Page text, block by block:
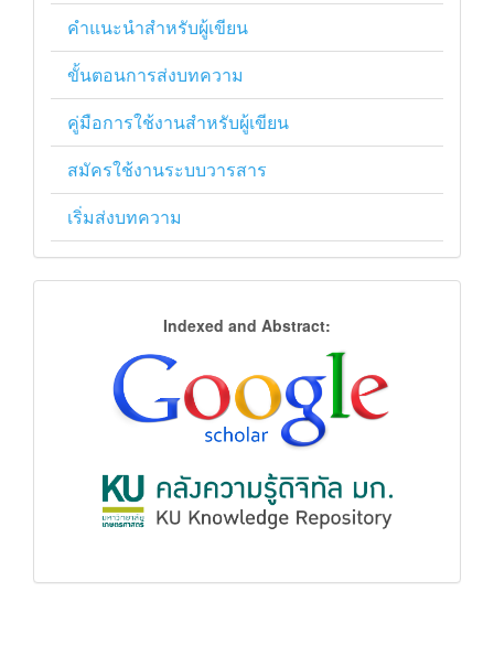
คำแนะนำสำหรับผู้เขียน
ขั้นตอนการส่งบทความ
คู่มือการใช้งานสำหรับผู้เขียน
สมัครใช้งานระบบวารสาร
เริ่มส่งบทความ
ข้อมูล
Indexed and Abstract: